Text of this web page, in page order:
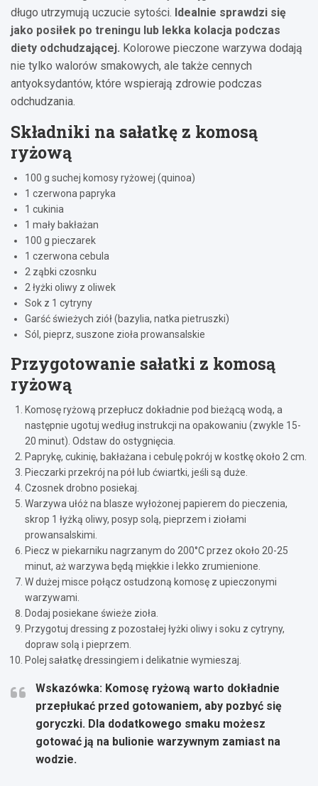
długo utrzymują uczucie sytości. Idealnie sprawdzi się
jako posiłek po treningu lub lekka kolacja podczas
diety odchudzającej. Kolorowe pieczone warzywa dodają
nie tylko walorów smakowych, ale także cennych
antyoksydantów, które wspierają zdrowie podczas
odchudzania.
Składniki na sałatkę z komosą
ryżową
100 g suchej komosy ryżowej (quinoa)
1 czerwona papryka
1 cukinia
1 mały bakłażan
100 g pieczarek
1 czerwona cebula
2 ząbki czosnku
2 łyżki oliwy z oliwek
Sok z 1 cytryny
Garść świeżych ziół (bazylia, natka pietruszki)
Sól, pieprz, suszone zioła prowansalskie
Przygotowanie sałatki z komosą
ryżową
Komosę ryżową przepłucz dokładnie pod bieżącą wodą, a
następnie ugotuj według instrukcji na opakowaniu (zwykle 15-
20 minut). Odstaw do ostygnięcia.
Paprykę, cukinię, bakłażana i cebulę pokrój w kostkę około 2 cm.
Pieczarki przekrój na pół lub ćwiartki, jeśli są duże.
Czosnek drobno posiekaj.
Warzywa ułóż na blasze wyłożonej papierem do pieczenia,
skrop 1 łyżką oliwy, posyp solą, pieprzem i ziołami
prowansalskimi.
Piecz w piekarniku nagrzanym do 200°C przez około 20-25
minut, aż warzywa będą miękkie i lekko zrumienione.
W dużej misce połącz ostudzoną komosę z upieczonymi
warzywami.
Dodaj posiekane świeże zioła.
Przygotuj dressing z pozostałej łyżki oliwy i soku z cytryny,
dopraw solą i pieprzem.
Polej sałatkę dressingiem i delikatnie wymieszaj.
Wskazówka: Komosę ryżową warto dokładnie
przepłukać przed gotowaniem, aby pozbyć się
goryczki. Dla dodatkowego smaku możesz
gotować ją na bulionie warzywnym zamiast na
wodzie.